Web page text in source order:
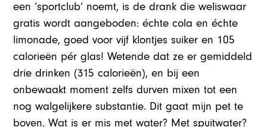
een ‘sportclub’ noemt, is de drank die weliswaar
gratis wordt aangeboden: échte cola en échte
limonade, goed voor vijf klontjes suiker en 105
calorieën pér glas! Wetende dat ze er gemiddeld
drie drinken (315 calorieën), en bij een
onbewaakt moment zelfs durven mixen tot een
nog walgelijkere substantie. Dit gaat mijn pet te
boven. Wat is er mis met water? Met spuitwater?